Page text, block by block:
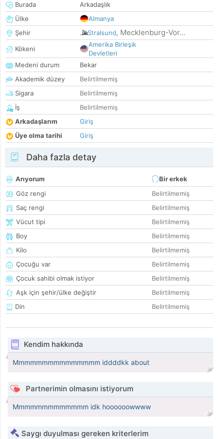
Burada
Arkadaşlık
Ülke
Almanya
Şehir
Stralsund, Mecklenburg-Vor...
Kökeni
Amerika Birleşik
Devletleri
Medeni durum
Bekar
Akademik düzey
Belirtilmemiş
Sigara
Belirtilmemiş
İş
Belirtilmemiş
Arkadaşlarım
Giriş
Üye olma tarihi
Giriş
Daha fazla detay
Arıyorum
Bir erkek
Göz rengi
Belirtilmemiş
Saç rengi
Belirtilmemiş
Vücut tipi
Belirtilmemiş
Boy
Belirtilmemiş
Kilo
Belirtilmemiş
Çocuğu var
Belirtilmemiş
Çocuk sahibi olmak istiyor
Belirtilmemiş
Aşk için şehir/ülke değiştir
Belirtilmemiş
Din
Belirtilmemiş
Kendim hakkında
Mmmmmmmmmmmmmmm iddddkk about
Partnerimin olmasını istiyorum
Mmmmmmmmmmmmm idk hoooooowwww
Saygı duyulması gereken kriterlerim